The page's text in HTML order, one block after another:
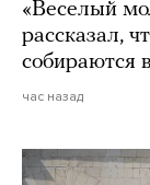
«Веселый
рассказал,
собираются
час назад